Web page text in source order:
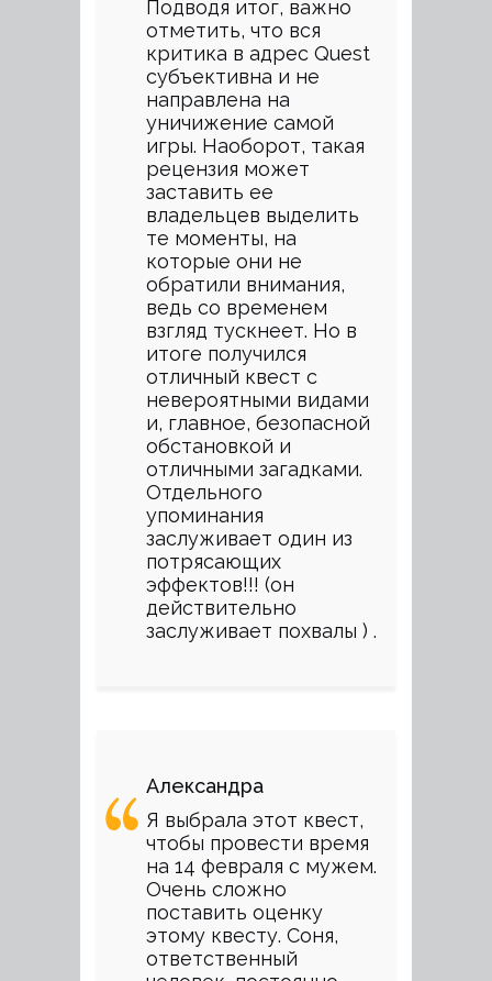
Подводя итог, важно
отметить, что вся
критика в адрес Quest
субъективна и не
направлена на
уничижение самой
игры. Наоборот, такая
рецензия может
заставить ее
владельцев выделить
те моменты, на
которые они не
обратили внимания,
ведь со временем
взгляд тускнеет. Но в
итоге получился
отличный квест с
невероятными видами
и, главное, безопасной
обстановкой и
отличными загадками.
Отдельного
упоминания
заслуживает один из
потрясающих
эффектов!!! (он
действительно
заслуживает похвалы ) .
Александра
Я выбрала этот квест,
чтобы провести время
на 14 февраля с мужем.
Очень сложно
поставить оценку
этому квесту. Соня,
ответственный